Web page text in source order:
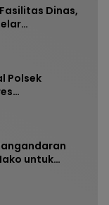
Dinas,
Polsek
Piala
untuk